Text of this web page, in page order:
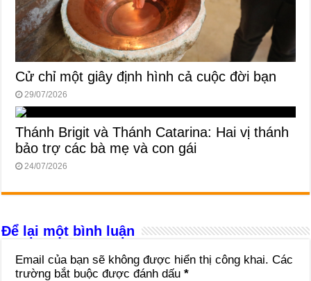
Cử chỉ một giây định hình cả cuộc đời bạn
29/07/2026
Thánh Brigit và Thánh Catarina: Hai vị thánh
bảo trợ các bà mẹ và con gái
24/07/2026
Để lại một bình luận
Email của bạn sẽ không được hiển thị công khai. Các
trường bắt buộc được đánh dấu*